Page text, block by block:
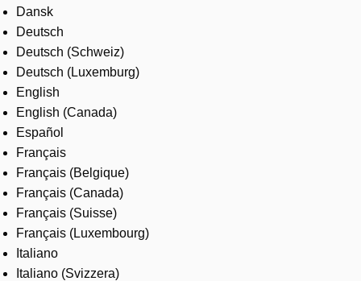
Services
About us
Where to buy
Contact us
Careers
Dansk
Deutsch
Deutsch (Schweiz)
Deutsch (Luxemburg)
English
English (Canada)
Español
Français
Français (Belgique)
Français (Canada)
Français (Suisse)
Français (Luxembourg)
Italiano
Italiano (Svizzera)